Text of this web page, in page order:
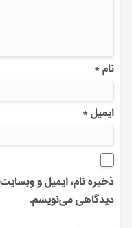
نام*
ایمیل*
ذخیره نام، ایمیل و
دیدگاهی می‌نویسم.